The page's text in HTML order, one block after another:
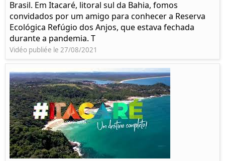
Brasil. Em Itacaré, litoral sul da Bahia, fomos
convidados por um amigo para conhecer a Reserva
Ecológica Refúgio dos Anjos, que estava fechada
durante a pandemia. T
Vidéo publiée le 27/08/2021